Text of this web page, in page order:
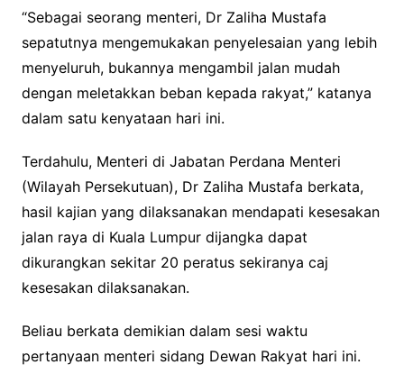
“Sebagai seorang menteri, Dr Zaliha Mustafa
sepatutnya mengemukakan penyelesaian yang lebih
menyeluruh, bukannya mengambil jalan mudah
dengan meletakkan beban kepada rakyat,” katanya
dalam satu kenyataan hari ini.
Terdahulu, Menteri di Jabatan Perdana Menteri
(Wilayah Persekutuan), Dr Zaliha Mustafa berkata,
hasil kajian yang dilaksanakan mendapati kesesakan
jalan raya di Kuala Lumpur dijangka dapat
dikurangkan sekitar 20 peratus sekiranya caj
kesesakan dilaksanakan.
Beliau berkata demikian dalam sesi waktu
pertanyaan menteri sidang Dewan Rakyat hari ini.